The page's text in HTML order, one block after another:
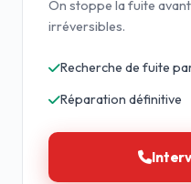
On stoppe la fuite
irréversibles.
Recherche de fuite
Réparation définitive